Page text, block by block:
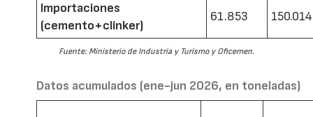
Importaciones
(cemento+clínker)
61.853 150.014
Fuente: Ministerio de Industria y Turismo y Oficemen.
Datos acumulados (ene-jun 2026, en toneladas)